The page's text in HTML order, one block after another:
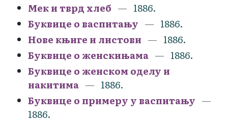
Мек и тврд хлеб
1886.
Буквице о васпитању
1886.
Нове књиге и листови
1886.
Буквице о женскињама
1886.
Буквице о женском оделу и
накитима
1886.
Буквице о примеру у васпитању
1886.